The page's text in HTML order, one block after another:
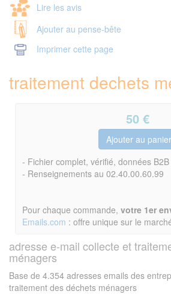
Lire les avis
Ajouter au pense-bête
Imprimer cette page
traitement dechets
50 €
- Fichier complet, vérifié, données
- Renseignements au 02.40.00.60.99
Pour chaque commande, votre 1er
Emails.com : offre unique sur le
adresse e-mail collecte et
ménagers
Base de 4.354 adresses emails des
traitement des déchets ménagers